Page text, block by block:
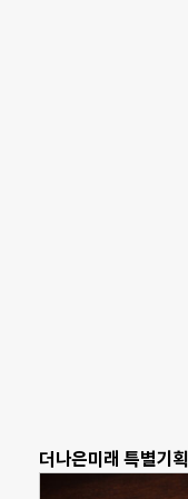
더나은미래 특별기획